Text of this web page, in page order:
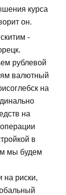
курса
он.
-
рублевой
валютный
на
на
в
мы будем
на риски,